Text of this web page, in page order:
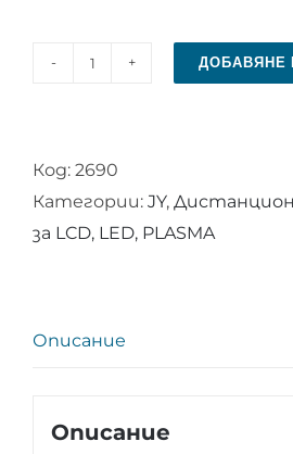
количество
управление
за
JY
ДОБАВЯНЕ
Код: 2690
Категории: JY,
за LCD, LED, PLASMA
Описание
Описание